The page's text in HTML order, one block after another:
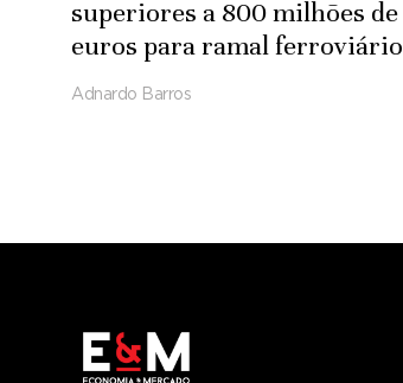
superiores a 800 milhões de
euros para ramal ferroviário
Luena-Saurimo
Adnardo Barros